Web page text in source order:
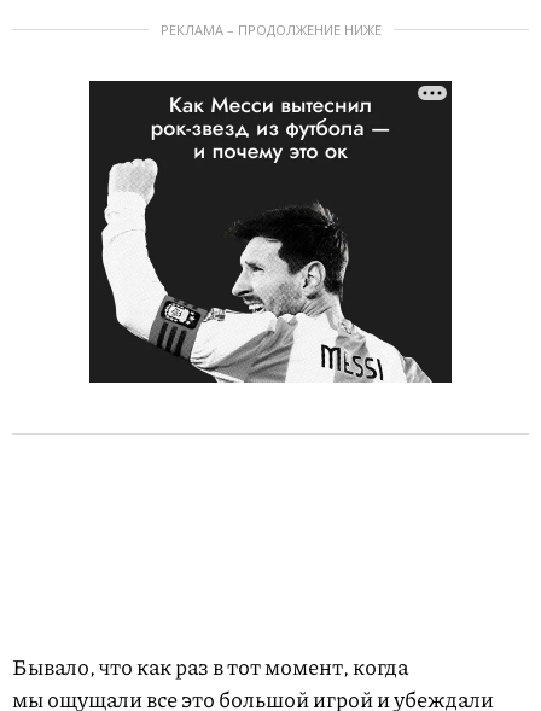
РЕКЛАМА – ПРОДОЛЖЕНИЕ НИЖЕ
Бывало, что как раз в тот момент, когда
мы ощущали все это большой игрой и убеждали